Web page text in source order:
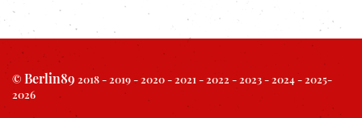
© Berlin89 2018 - 2019 - 2020 - 2021 - 2022 - 2023 - 2024 - 2025-
2026